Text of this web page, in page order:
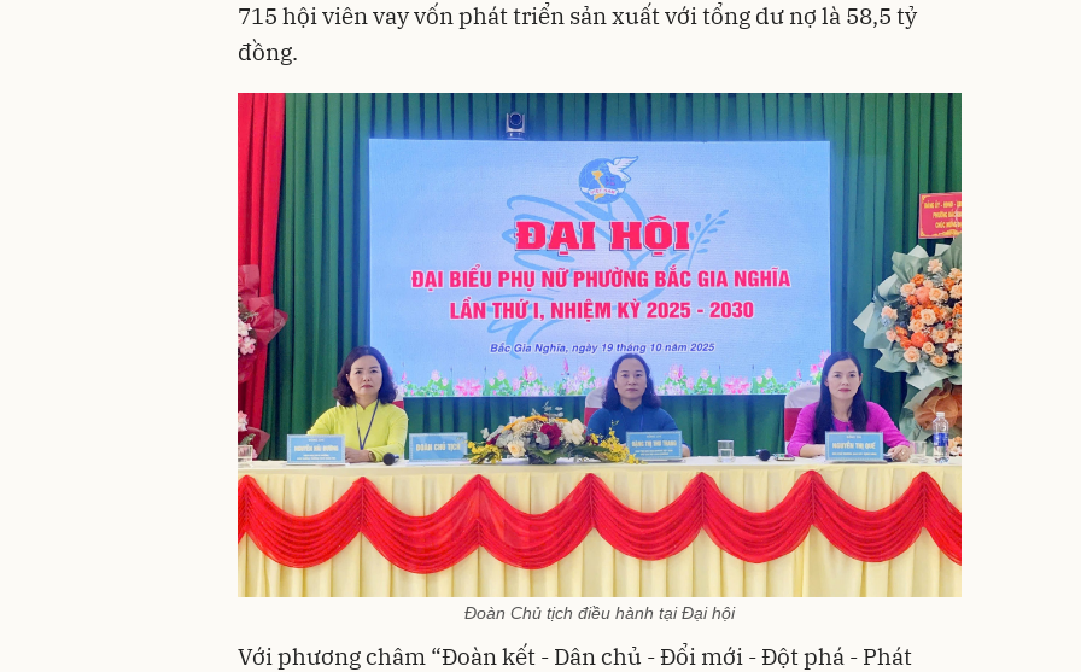
715 hội viên vay vốn phát triển sản xuất với tổng dư nợ là 58,5 tỷ
đồng.
Đoàn Chủ tịch điều hành tại Đại hội
Với phương châm “Đoàn kết - Dân chủ - Đổi mới - Đột phá - Phát